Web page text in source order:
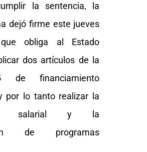
la sentencia, la
dejó firme este jueves
obliga al Estado
dos artículos de la
de financiamiento
por lo tanto realizar la
salarial y la
de programas